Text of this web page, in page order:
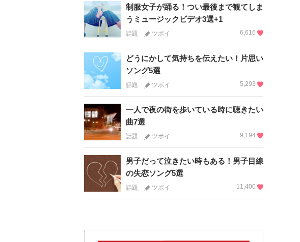
制服女子が踊る！つい最後まで観てしま
うミュージックビデオ3選+1
話題 ツボイ 6,616
どうにかして気持ちを伝えたい！片思い
ソング5選
話題 ツボイ 5,293
一人で夜の街を歩いている時に聴きたい
曲7選
話題 ツボイ 9,194
男子だって泣きたい時もある！男子目線
の失恋ソング5選
話題 ツボイ 11,400